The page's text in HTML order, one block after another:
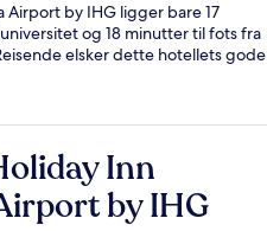
Airport by IHG ligger bare 17
og 18 minutter til fots fra
elsker dette hotellets gode
Inn
by IHG